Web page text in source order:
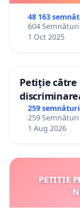
48 163
604 Semnături
1 Oct 2025
Petiție
către
259 semnături
259 Semnături
1 Aug 2026
PETIȚIE